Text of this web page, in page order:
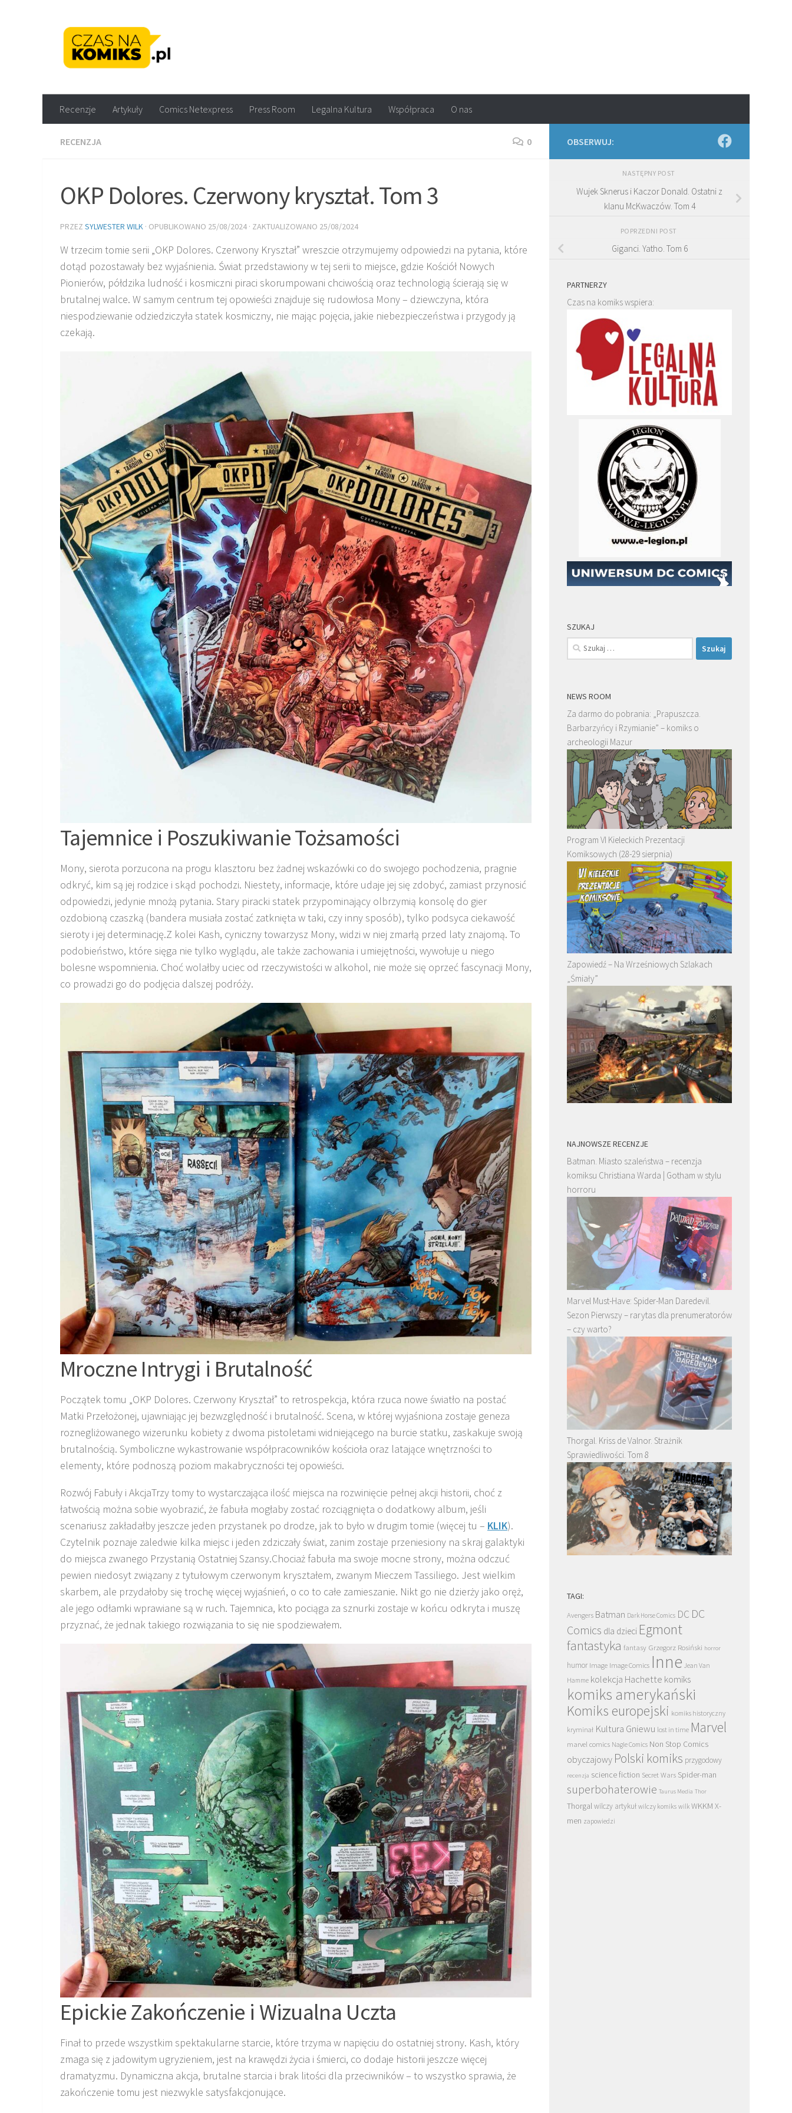
Recenzje Artykuły Comics Netexpress Press Room Legalna Kultura Współpraca O nas
RECENZJA 0
OKP Dolores. Czerwony kryształ. Tom 3
PRZEZ SYLWESTER WILK · OPUBLIKOWANO 25/08/2024 · ZAKTUALIZOWANO 25/08/2024
W trzecim tomie serii „OKP Dolores. Czerwony Kryształ” wreszcie otrzymujemy odpowiedzi na pytania, które
dotąd pozostawały bez wyjaśnienia. Świat przedstawiony w tej serii to miejsce, gdzie Kościół Nowych
Pionierów, półdzika ludność i kosmiczni piraci skorumpowani chciwością oraz technologią ścierają się w
brutalnej walce. W samym centrum tej opowieści znajduje się rudowłosa Mony – dziewczyna, która
niespodziewanie odziedziczyła statek kosmiczny, nie mając pojęcia, jakie niebezpieczeństwa i przygody ją
czekają.
Tajemnice i Poszukiwanie Tożsamości
Mony, sierota porzucona na progu klasztoru bez żadnej wskazówki co do swojego pochodzenia, pragnie
odkryć, kim są jej rodzice i skąd pochodzi. Niestety, informacje, które udaje jej się zdobyć, zamiast przynosić
odpowiedzi, jedynie mnożą pytania. Stary piracki statek przypominający olbrzymią konsolę do gier
ozdobioną czaszką (bandera musiała zostać zatknięta w taki, czy inny sposób), tylko podsyca ciekawość
sieroty i jej determinację.Z kolei Kash, cyniczny towarzysz Mony, widzi w niej zmarłą przed laty znajomą. To
podobieństwo, które sięga nie tylko wyglądu, ale także zachowania i umiejętności, wywołuje u niego
bolesne wspomnienia. Choć wolałby uciec od rzeczywistości w alkohol, nie może się oprzeć fascynacji Mony,
co prowadzi go do podjęcia dalszej podróży.
Mroczne Intrygi i Brutalność
Początek tomu „OKP Dolores. Czerwony Kryształ” to retrospekcja, która rzuca nowe światło na postać
Matki Przełożonej, ujawniając jej bezwzględność i brutalność. Scena, w której wyjaśniona zostaje geneza
roznegliżowanego wizerunku kobiety z dwoma pistoletami widniejącego na burcie statku, zaskakuje swoją
brutalnością. Symboliczne wykastrowanie współpracowników kościoła oraz latające wnętrzności to
elementy, które podnoszą poziom makabryczności tej opowieści.
Rozwój Fabuły i AkcjaTrzy tomy to wystarczająca ilość miejsca na rozwinięcie pełnej akcji historii, choć z
łatwością można sobie wyobrazić, że fabuła mogłaby zostać rozciągnięta o dodatkowy album, jeśli
scenariusz zakładałby jeszcze jeden przystanek po drodze, jak to było w drugim tomie (więcej tu – KLIK).
Czytelnik poznaje zaledwie kilka miejsc i jeden zdziczały świat, zanim zostaje przeniesiony na skraj galaktyki
do miejsca zwanego Przystanią Ostatniej Szansy.Chociaż fabuła ma swoje mocne strony, można odczuć
pewien niedosyt związany z tytułowym czerwonym kryształem, zwanym Mieczem Tassiliego. Jest wielkim
skarbem, ale przydałoby się trochę więcej wyjaśnień, o co to całe zamieszanie. Nikt go nie dzierży jako oręż,
ale jego odłamki wprawiane są w ruch. Tajemnica, kto pociąga za sznurki zostaje w końcu odkryta i muszę
przyznać, że jednak takiego rozwiązania to się nie spodziewałem.
Epickie Zakończenie i Wizualna Uczta
Finał to przede wszystkim spektakularne starcie, które trzyma w napięciu do ostatniej strony. Kash, który
zmaga się z jadowitym ugryzieniem, jest na krawędzi życia i śmierci, co dodaje historii jeszcze więcej
dramatyzmu. Dynamiczna akcja, brutalne starcia i brak litości dla przeciwników – to wszystko sprawia, że
zakończenie tomu jest niezwykle satysfakcjonujące.
OBSERWUJ:
NASTĘPNY POST
Wujek Sknerus i Kaczor Donald. Ostatni z
klanu McKwaczów. Tom 4
POPRZEDNI POST
Giganci. Yatho. Tom 6
PARTNERZY
Czas na komiks wspiera:
SZUKAJ
Szukaj:
NEWS ROOM
Za darmo do pobrania: „Prapuszcza.
Barbarzyńcy i Rzymianie” – komiks o
archeologii Mazur
Program VI Kieleckich Prezentacji
Komiksowych (28-29 sierpnia)
Zapowiedź – Na Wrześniowych Szlakach
„Śmiały”
NAJNOWSZE RECENZJE
Batman. Miasto szaleństwa – recenzja
komiksu Christiana Warda | Gotham w stylu
horroru
Marvel Must-Have: Spider-Man Daredevil.
Sezon Pierwszy – rarytas dla prenumeratorów
– czy warto?
Thorgal. Kriss de Valnor. Strażnik
Sprawiedliwości. Tom 8
TAGI:
Avengers Batman Dark Horse Comics DC DC
Comics dla dzieci Egmont
fantastyka fantasy Grzegorz Rosiński horror
humor Image Image Comics Inne Jean Van
Hamme kolekcja Hachette komiks
komiks amerykański
Komiks europejski komiks historyczny
kryminał Kultura Gniewu lost in time Marvel
marvel comics Nagle Comics Non Stop Comics
obyczajowy Polski komiks przygodowy
recenzja science fiction Secret Wars Spider-man
superbohaterowie Taurus Media Thor
Thorgalwilczy artykuł wilczy komiks wilk WKKM X-
men zapowiedzi